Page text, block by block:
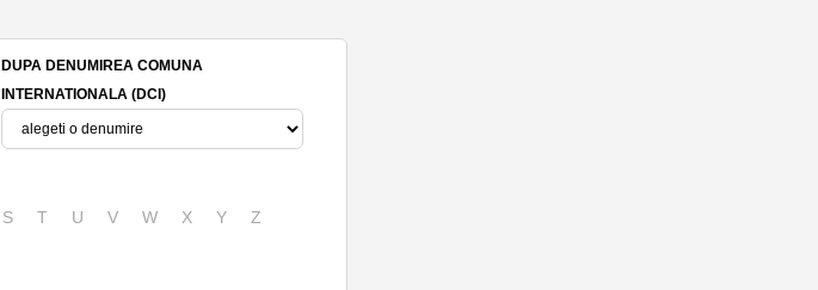
DUPA DENUMIREA COMUNA
INTERNATIONALA (DCI)
S T U V W X Y Z